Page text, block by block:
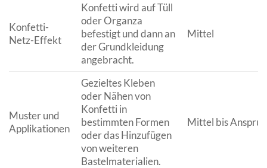
Konfetti-
Netz-Effekt
Konfetti wird auf Tüll
oder Organza
befestigt und dann an
der Grundkleidung
angebracht.
Mittel
Muster und
Applikationen
Gezieltes Kleben
oder Nähen von
Konfetti in
bestimmten Formen
oder das Hinzufügen
von weiteren
Bastelmaterialien.
Mittel bis